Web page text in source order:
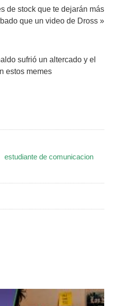
de stock que te dejarán más
que un video de Dross »
sufrió un altercado y el
estos memes
estudiante de comunicacion